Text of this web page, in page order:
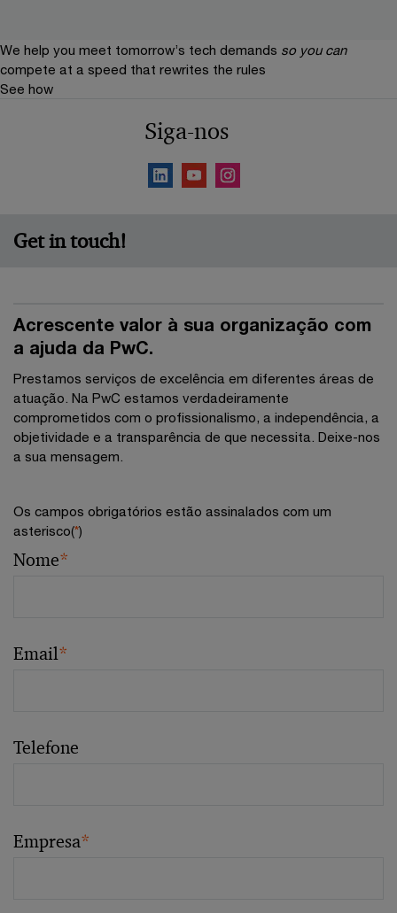
We help you meet tomorrow’s tech demands so you can
compete at a speed that rewrites the rules
See how
Siga-nos
Get in touch!
Acrescente valor à sua organização com
a ajuda da PwC.
Prestamos serviços de excelência em diferentes áreas de
atuação. Na PwC estamos verdadeiramente
comprometidos com o profissionalismo, a independência, a
objetividade e a transparência de que necessita. Deixe-nos
a sua mensagem.
Os campos obrigatórios estão assinalados com um
asterisco(*)
Nome*
Email*
Telefone
Empresa*